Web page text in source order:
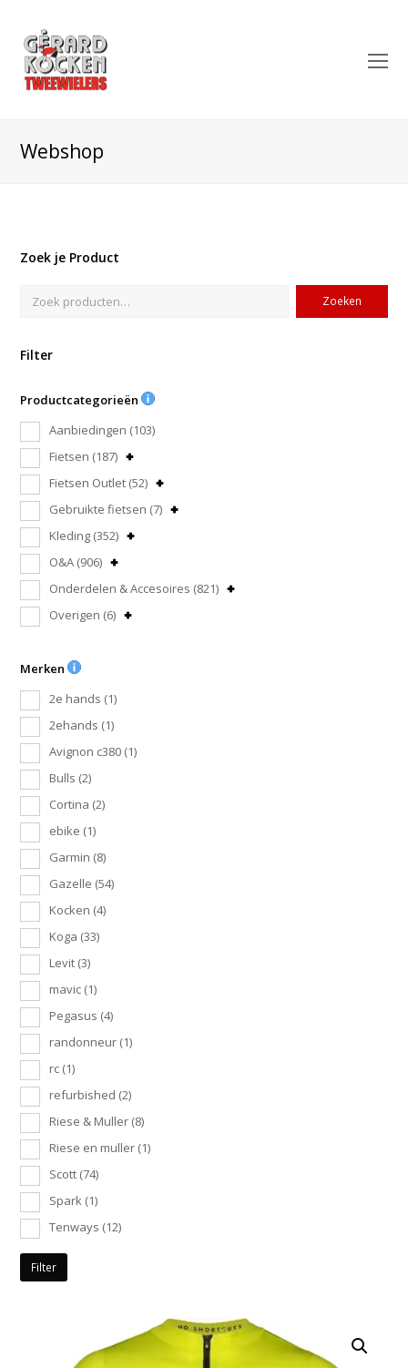
Webshop
Zoek je Product
Zoeken
Filter
Productcategorieën
Aanbiedingen (103)
Fietsen (187)
Fietsen Outlet (52)
Gebruikte fietsen (7)
Kleding (352)
O&A (906)
Onderdelen & Accesoires (821)
Overigen (6)
Merken
2e hands (1)
2ehands (1)
Avignon c380 (1)
Bulls (2)
Cortina (2)
ebike (1)
Garmin (8)
Gazelle (54)
Kocken (4)
Koga (33)
Levit (3)
mavic (1)
Pegasus (4)
randonneur (1)
rc (1)
refurbished (2)
Riese & Muller (8)
Riese en muller (1)
Scott (74)
Spark (1)
Tenways (12)
Filter